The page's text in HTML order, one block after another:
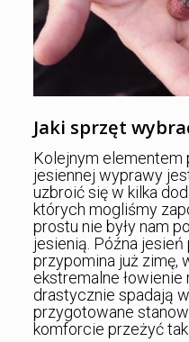
Jaki sprzęt
Kolejnym
jesiennej wyprawy
uzbroić się w kilka
których mogliśmy
prostu nie były nam
jesienią. Późna
przypomina już zimę,
ekstremalne
drastycznie spadają
przygotowane
komforcie przeżyć